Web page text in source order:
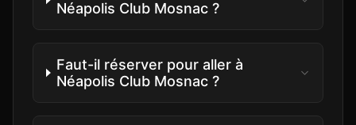
Néapolis Club Mosnac ?
Faut-il réserver pour aller à
Néapolis Club Mosnac ?